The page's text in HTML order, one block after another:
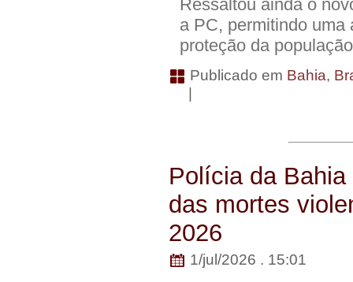
Ressaltou ainda o
a PC, permitindo uma
proteção da
Publicado em Bahia,
|
Polícia da
das mortes
2026
1/jul/2026 . 15:01